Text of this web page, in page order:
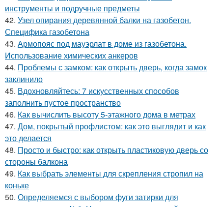
инструменты и подручные предметы
42. Узел опирания деревянной балки на газобетон.
Специфика газобетона
43. Армопояс под мауэрлат в доме из газобетона.
Использование химических анкеров
44. Проблемы с замком: как открыть дверь, когда замок
заклинило
45. Вдохновляйтесь: 7 искусственных способов
заполнить пустое пространство
46. Как вычислить высоту 5-этажного дома в метрах
47. Дом, покрытый профлистом: как это выглядит и как
это делается
48. Просто и быстро: как открыть пластиковую дверь со
стороны балкона
49. Как выбрать элементы для скрепления стропил на
коньке
50. Определяемся с выбором фуги затирки для